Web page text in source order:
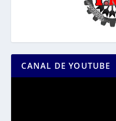
CANAL DE YOUTUBE